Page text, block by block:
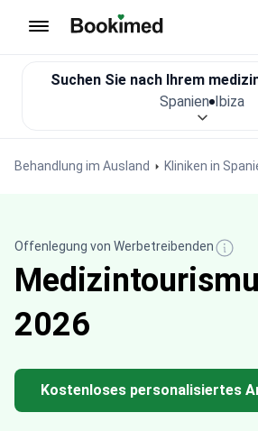
Behandlung im Ausland Kliniken in
Suchen Sie nach Ihrem
Spanien Ibiza
Offenlegung von Werbetreibenden
2026
Kostenloses personalisiertes